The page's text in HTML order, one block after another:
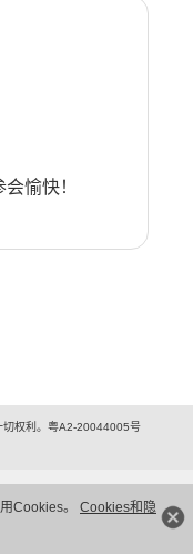
Cookies。 Cookies和隐
愉快！
权利。粤A2-20044005号